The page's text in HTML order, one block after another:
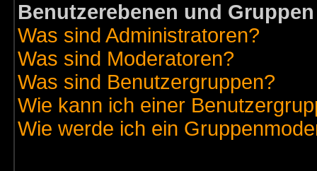
Benutzerebenen und Gruppen
Was sind Administratoren?
Was sind Moderatoren?
Was sind Benutzergruppen?
Wie kann ich einer
Wie werde ich ein